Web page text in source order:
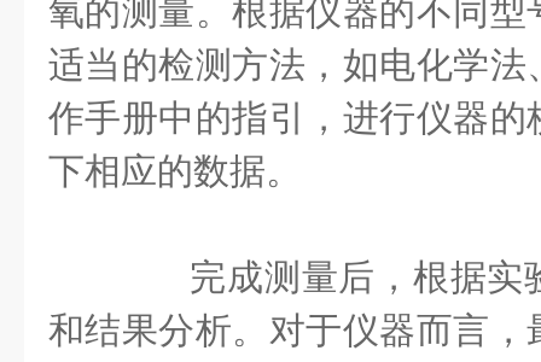
氧的测量。根据仪器的不同
适当的检测方法，如电化学
作手册中的指引，进行仪器
下相应的数据。
完成测量后，根据实
和结果分析。对于仪器而言